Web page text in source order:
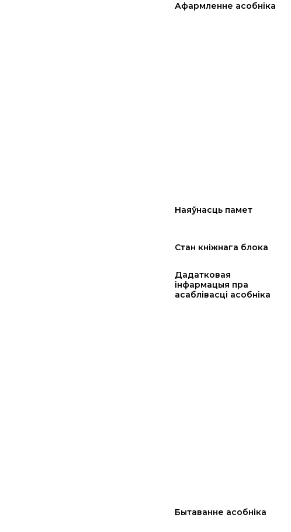
Афармленне асобніка
Наяўнасць памет
Стан кніжнага блока
Дадатковая
інфармацыя пра
асаблівасці асобніка
Бытаванне асобніка